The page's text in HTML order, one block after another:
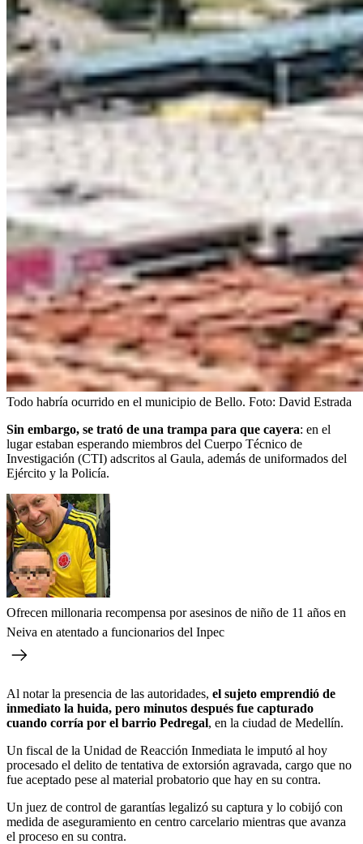
Todo habría ocurrido en el municipio de Bello. Foto: David Estrada
Sin embargo, se trató de una trampa para que cayera: en el
lugar estaban esperando miembros del Cuerpo Técnico de
Investigación (CTI) adscritos al Gaula, además de uniformados del
Ejército y la Policía.
Ofrecen millonaria recompensa por asesinos de niño de 11 años en
Neiva en atentado a funcionarios del Inpec
Al notar la presencia de las autoridades, el sujeto emprendió de
inmediato la huida, pero minutos después fue capturado
cuando corría por el barrio Pedregal, en la ciudad de Medellín.
Un fiscal de la Unidad de Reacción Inmediata le imputó al hoy
procesado el delito de tentativa de extorsión agravada, cargo que no
fue aceptado pese al material probatorio que hay en su contra.
Un juez de control de garantías legalizó su captura y lo cobijó con
medida de aseguramiento en centro carcelario mientras que avanza
el proceso en su contra.